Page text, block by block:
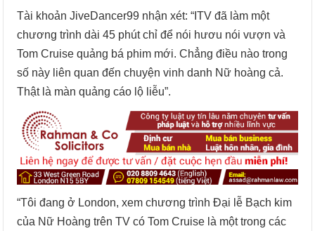
Tài khoản JiveDancer99 nhận xét: “ITV đã làm một
chương trình dài 45 phút chỉ để nói hươu nói vượn và
Tom Cruise quảng bá phim mới. Chẳng điều nào trong
số này liên quan đến chuyện vinh danh Nữ hoàng cả.
Thật là màn quảng cáo lộ liễu”.
“Tôi đang ở London, xem chương trình Đại lễ Bạch kim
của Nữ Hoàng trên TV có Tom Cruise là một trong các